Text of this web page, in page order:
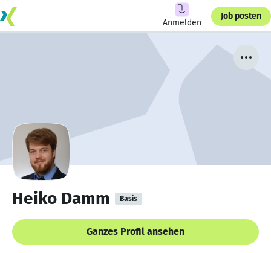
Anmelden
Job posten
Heiko Damm Basis
Ganzes Profil ansehen